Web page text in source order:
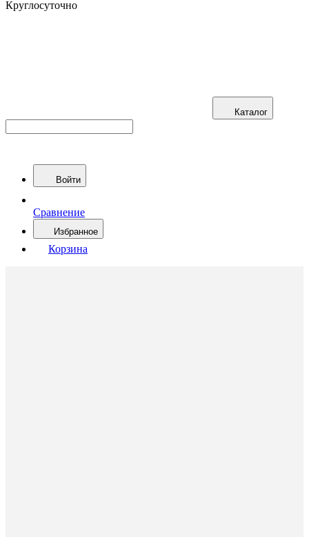
Круглосуточно
Каталог
Войти
Сравнение
Избранное
Корзина